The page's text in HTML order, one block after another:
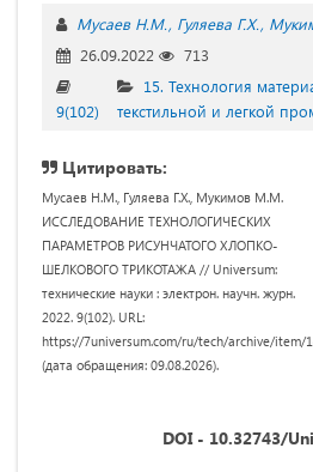
Мусаев Н.М. Гуляева Г.Х.
26.09.2022
713
9(102)
15. Технология
текстильной и легкой
Цитировать:
Мусаев Н.М., Гуляева Г.Х., Мукимов М.М.
ИССЛЕДОВАНИЕ ТЕХНОЛОГИЧЕСКИХ
ПАРАМЕТРОВ РИСУНЧАТОГО ХЛОПКО-
ШЕЛКОВОГО ТРИКОТАЖА // Universum:
технические науки : электрон. научн. журн.
2022. 9(102). URL:
https://7universum.com/ru/tech/archive/item/
(дата обращения: 09.08.2026).
DOI - 10.32743/